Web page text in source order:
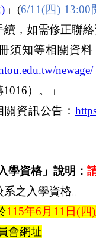
」 (6/11(四) 13:00
， 如需修正聯
須知等相關資
newage/
1016）。」
資訊公告：
學資格」說明：
之入學資格。
115年6 月 11 日(四)
會網址